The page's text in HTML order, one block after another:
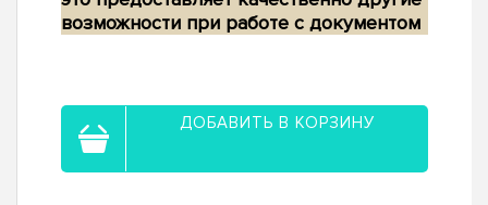
возможности при работе с документом
ДОБАВИТЬ В КОРЗИНУ